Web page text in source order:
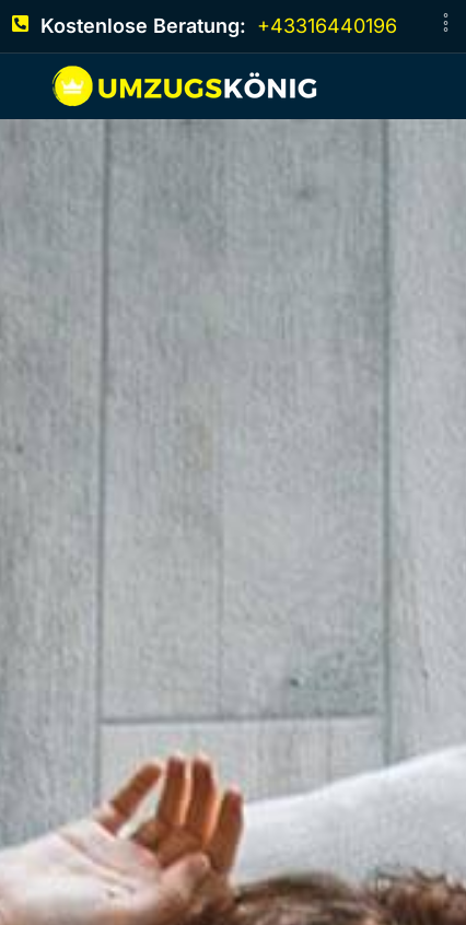
Kostenlose Beratung: +43316440196